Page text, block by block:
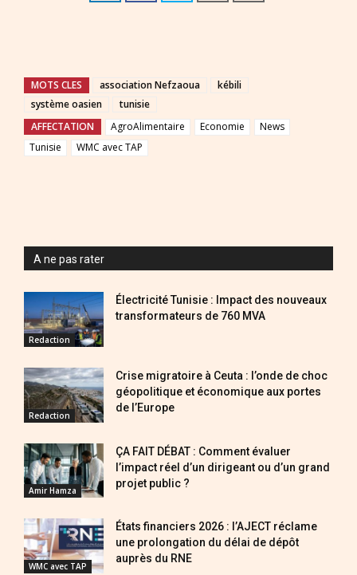
MOTS CLES association Nefzaoua
kébili
système oasien
tunisie
AFFECTATION
AgroAlimentaire Economie
News
Tunisie
WMC avec TAP
A ne pas rater
Redaction
Électricité Tunisie : Impact des nouveaux
transformateurs de 760 MVA
Redaction
Crise migratoire à Ceuta : l’onde de choc
géopolitique et économique aux portes
de l’Europe
Amir Hamza
ÇA FAIT DÉBAT : Comment évaluer
l’impact réel d’un dirigeant ou d’un grand
projet public ?
WMC avec TAP
États financiers 2026 : l’AJECT réclame
une prolongation du délai de dépôt
auprès du RNE